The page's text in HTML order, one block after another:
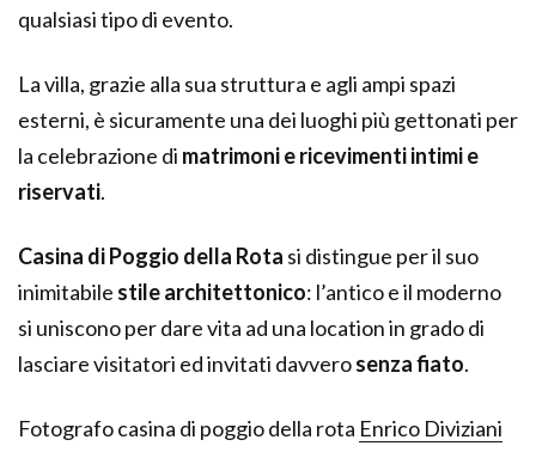
qualsiasi tipo di evento.
La villa, grazie alla sua struttura e agli ampi spazi
esterni, è sicuramente una dei luoghi più gettonati per
la celebrazione di matrimoni e ricevimenti intimi e
riservati.
Casina di Poggio della Rota si distingue per il suo
inimitabile stile architettonico: l’antico e il moderno
si uniscono per dare vita ad una location in grado di
lasciare visitatori ed invitati davverosenza fiato.
Fotografo casina di poggio della rota Enrico Diviziani